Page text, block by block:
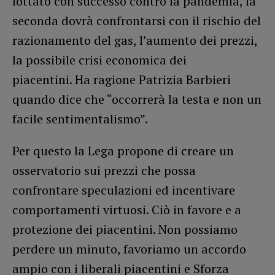
seconda dovrà confrontarsi con il rischio del
razionamento del gas, l’aumento dei prezzi,
la possibile crisi economica dei
piacentini. Ha ragione Patrizia Barbieri
quando dice che “occorrerà la testa e non un
facile sentimentalismo”.
Per questo la Lega propone di creare un
osservatorio sui prezzi che possa
confrontare speculazioni ed incentivare
comportamenti virtuosi. Ciò in favore e a
protezione dei piacentini. Non possiamo
perdere un minuto, favoriamo un accordo
ampio con i liberali piacentini e Sforza